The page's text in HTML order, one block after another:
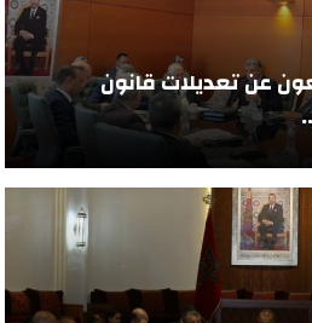
عن تعديلات قانون